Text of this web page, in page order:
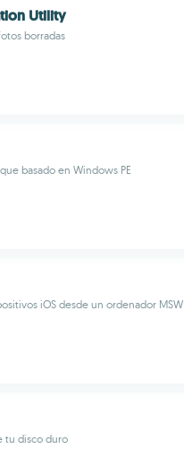
Utility
borradas
basado en Windows PE
iOS desde un ordenador MSW
tu disco duro